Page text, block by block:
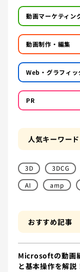
動画マーケティン
動画制作・編集
Web・グラフィッ
PR
人気キーワード
3D 3DCG
AI
amp
おすすめ記事
Microsoftの動画
と基本操作を解説